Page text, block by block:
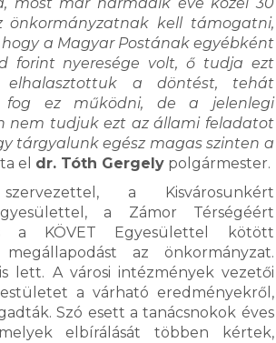
önkormányzatnak kell támogatni,
a Magyar Postának egyébként
forint nyeresége volt, ő tudja ezt
a döntést, tehát
fog ez működni, de a jelenlegi
nem tudjuk ezt az állami feladatot
tárgyalunk egész magas szinten a
el dr. Tóth Gergely polgármester.
a Kisvárosunkért
a Zámor Térségéért
a KÖVET Egyesülettel kötött
az önkormányzat.
lett. A városi intézmények vezetői
a várható eredményekről,
Szó esett a tanácsnokok éves
elbírálását többen kértek,